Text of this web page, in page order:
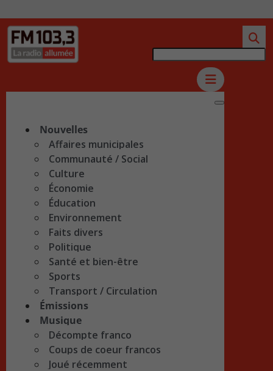
Nouvelles
Affaires municipales
Communauté / Social
Culture
Économie
Éducation
Environnement
Faits divers
Politique
Santé et bien-être
Sports
Transport / Circulation
Émissions
Musique
Décompte franco
Coups de coeur francos
Joué récemment